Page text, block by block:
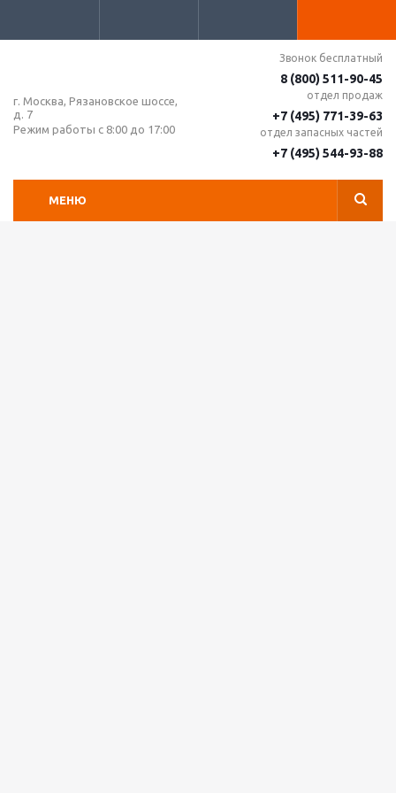
г. Москва, Рязановское шоссе,
д. 7
Режим работы с 8:00 до 17:00
Звонок бесплатный
8 (800) 511-90-45
отдел продаж
+7 (495) 771-39-63
отдел запасных частей
+7 (495) 544-93-88
МЕНЮ